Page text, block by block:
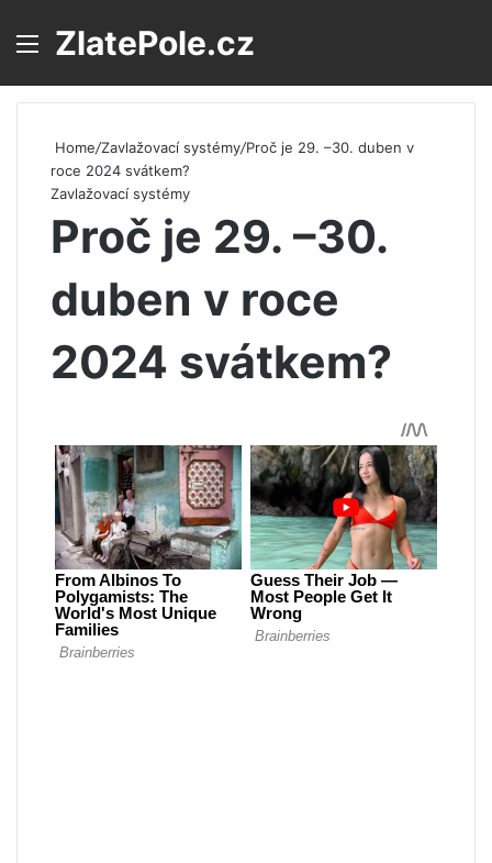
Menu
ZlatePole.cz
Home/Zavlažovací systémy/Proč je 29. –30. duben v
roce 2024 svátkem?
Zavlažovací systémy
Proč je 29. –30.
duben v roce
2024 svátkem?